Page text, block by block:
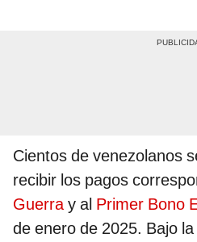
Cientos de venezolanos
recibir los pagos
Guerray al Primer Bono
de enero de 2025. Bajo la